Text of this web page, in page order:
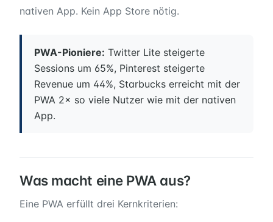
nativen App. Kein App Store nötig.
PWA-Pioniere: Twitter Lite steigerte
Sessions um 65%, Pinterest steigerte
Revenue um 44%, Starbucks erreicht mit der
PWA 2× so viele Nutzer wie mit der nativen
App.
Was macht eine PWA aus?
Eine PWA erfüllt drei Kernkriterien: